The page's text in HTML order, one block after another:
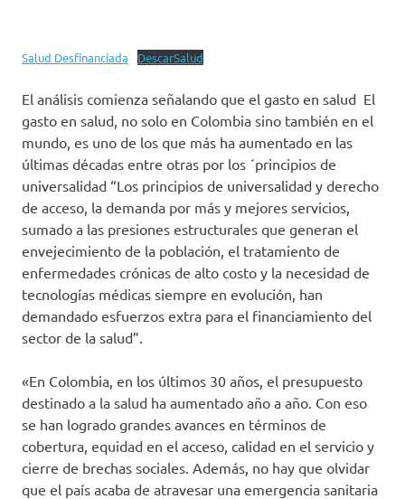
Salud Desfinanciada DescarSalud
El análisis comienza señalando que el gasto en salud El
gasto en salud, no solo en Colombia sino también en el
mundo, es uno de los que más ha aumentado en las
últimas décadas entre otras por los ´principios de
universalidad “Los principios de universalidad y derecho
de acceso, la demanda por más y mejores servicios,
sumado a las presiones estructurales que generan el
envejecimiento de la población, el tratamiento de
enfermedades crónicas de alto costo y la necesidad de
tecnologías médicas siempre en evolución, han
demandado esfuerzos extra para el financiamiento del
sector de la salud”.
«En Colombia, en los últimos 30 años, el presupuesto
destinado a la salud ha aumentado año a año. Con eso
se han logrado grandes avances en términos de
cobertura, equidad en el acceso, calidad en el servicio y
cierre de brechas sociales. Además, no hay que olvidar
que el país acaba de atravesar una emergencia sanitaria